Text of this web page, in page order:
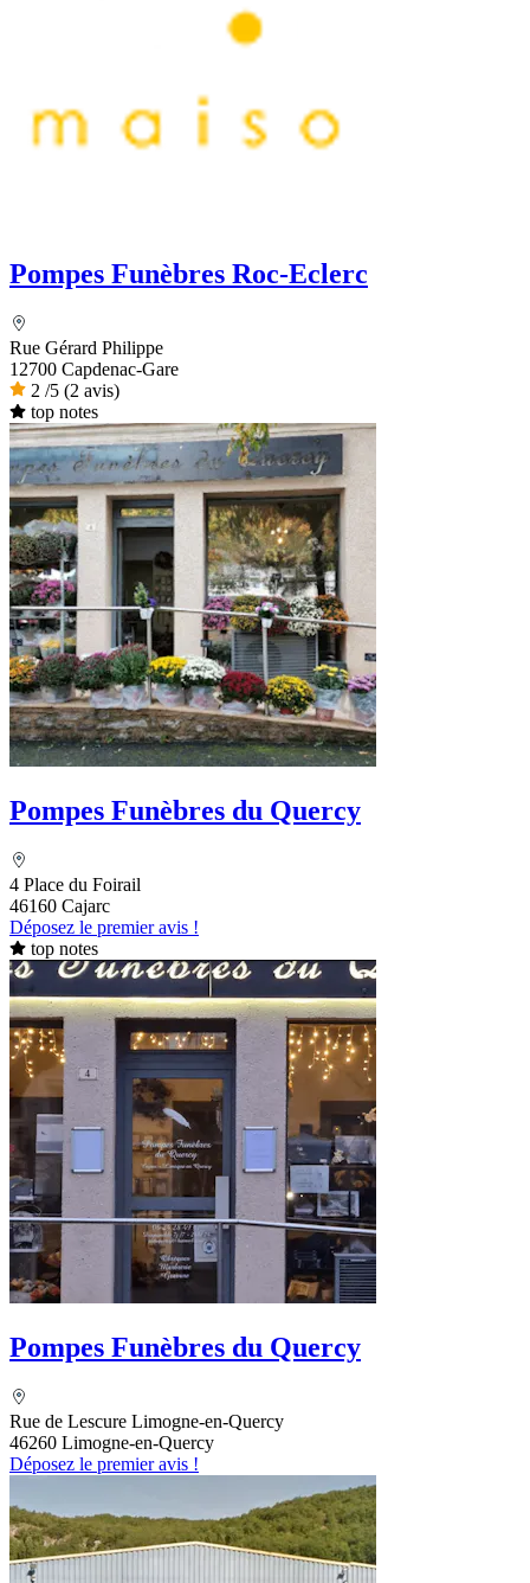
Pompes Funèbres Roc-Eclerc
Rue Gérard Philippe
12700 Capdenac-Gare
2 /5 (2 avis)
top notes
Pompes Funèbres du Quercy
4 Place du Foirail
46160 Cajarc
Déposez le premier avis !
top notes
Pompes Funèbres du Quercy
Rue de Lescure Limogne-en-Quercy
46260 Limogne-en-Quercy
Déposez le premier avis !